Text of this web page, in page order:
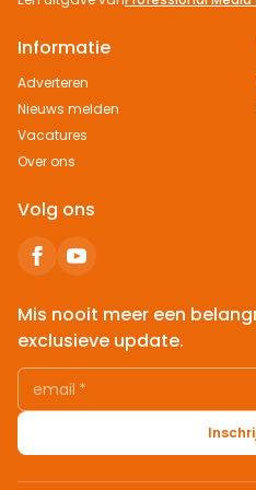
Informatie
Adverteren
Nieuws melden
Vacatures
Over ons
Volg ons
Mis nooit meer een
exclusieve update.
email *